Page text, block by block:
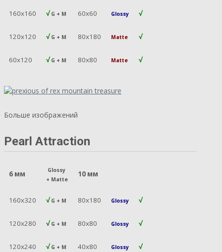
160х160 √ G + M 60х60 Glossy √
120х120 √ G + M 80х180 Matte √
60х120 √ G + M 80х80 Matte √
Больше изображений
Pearl Attraction
6 мм
Glossy
+ Matte
10 мм
160х320 √ G + M 80х180 Glossy √
120х280 √ G + M 80х80 Glossy √
120х240 √ G + M 40х80 Glossy √